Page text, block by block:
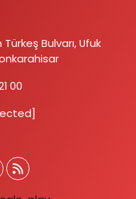
Bulvarı, Ufuk
00